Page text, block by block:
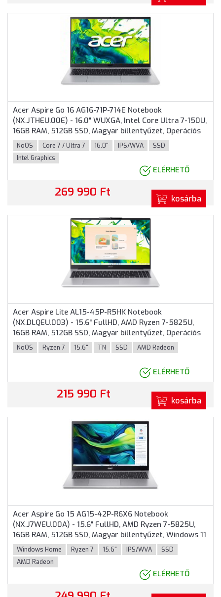
Acer Aspire Go 16 AG16-71P-714E Notebook
(NX.JTHEU.00E) - 16.0" WUXGA, Intel Core Ultra 7-150U,
16GB RAM, 512GB SSD, Magyar billentyűzet, Operációs
rendszer nélkül, 3 év garancia, Ezüst színben
NoOS Core 7 / Ultra 7 16.0" IPS/WVA
SSD
Intel Graphics
ELÉRHETŐ
269 990 Ft kosárba
Acer Aspire Lite AL15-45P-R5HK Notebook
(NX.DLQEU.003) - 15.6" FullHD, AMD Ryzen 7-5825U,
16GB RAM, 512GB SSD, Magyar billentyűzet, Operációs
rendszer nélkül, 3 év garancia, Ezüst színben
NoOS Ryzen 7 15.6" TN SSD AMD Radeon
ELÉRHETŐ
215 990 Ft kosárba
Acer Aspire Go 15 AG15-42P-R6X6 Notebook
(NX.J7WEU.00A) - 15.6" FullHD, AMD Ryzen 7-5825U,
16GB RAM, 512GB SSD, Magyar billentyűzet, Windows 11
Home, 3 év garancia, Ezüst színben
Windows Home Ryzen 7 15.6" IPS/WVA
SSD
AMD Radeon
ELÉRHETŐ